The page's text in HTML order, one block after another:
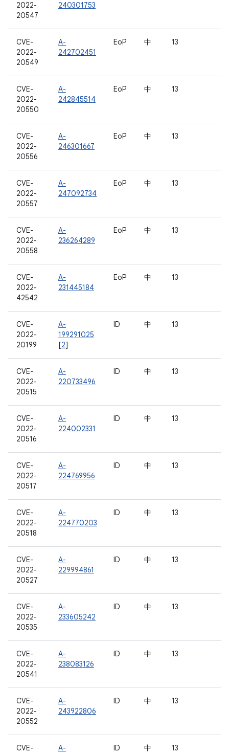
2022-
20547
240301753
CVE-
2022-
20549
A-
242702451
EoP 中 13
CVE-
2022-
20550
A-
242845514
EoP 中 13
CVE-
2022-
20556
A-
246301667
EoP 中 13
CVE-
2022-
20557
A-
247092734
EoP 中 13
CVE-
2022-
20558
A-
236264289
EoP 中 13
CVE-
2022-
42542
A-
231445184
EoP 中 13
CVE-
2022-
20199
A-
199291025
[2]
ID 中 13
CVE-
2022-
20515
A-
220733496
ID 中 13
CVE-
2022-
20516
A-
224002331
ID 中 13
CVE-
2022-
20517
A-
224769956
ID 中 13
CVE-
2022-
20518
A-
224770203
ID 中 13
CVE-
2022-
20527
A-
229994861
ID 中 13
CVE-
2022-
20535
A-
233605242
ID 中 13
CVE-
2022-
20541
A-
238083126
ID 中 13
CVE-
2022-
20552
A-
243922806
ID 中 13
CVE-
A-
ID 中 13